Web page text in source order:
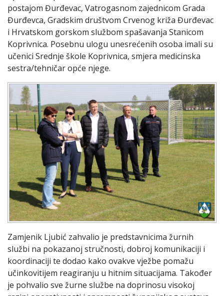
postajom Đurđevac, Vatrogasnom zajednicom Grada
Đurđevca, Gradskim društvom Crvenog križa Đurđevac
i Hrvatskom gorskom službom spašavanja Stanicom
Koprivnica. Posebnu ulogu unesrećenih osoba imali su
učenici Srednje škole Koprivnica, smjera medicinska
sestra/tehničar opće njege.
Zamjenik Ljubić zahvalio je predstavnicima žurnih
službi na pokazanoj stručnosti, dobroj komunikaciji i
koordinaciji te dodao kako ovakve vježbe pomažu
učinkovitijem reagiranju u hitnim situacijama. Također
je pohvalio sve žurne službe na doprinosu visokoj